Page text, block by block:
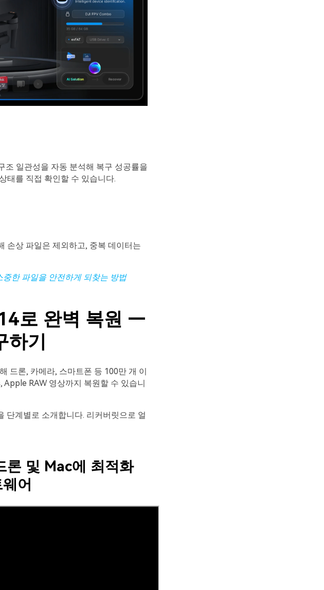
일관성을 자동 분석해 복구 성공률을
태를 직접 확인할 수 있습니다.
손상 파일은 제외하고, 중복 데이터는
중한 파일을 안전하게 되찾는 방법
로 완벽 복원 —
하기
드론, 카메라, 스마트폰 등 100만 개 이
RAW 영상까지 복원할 수 있습니
단계별로 소개합니다. 리커버릿으로 얼
론 및 Mac에 최적화
어